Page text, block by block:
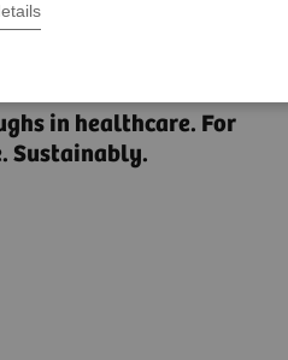
in healthcare. For
Sustainably.